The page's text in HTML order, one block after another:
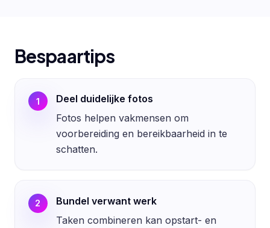
Bespaartips
1
Deel duidelijke fotos
Fotos helpen vakmensen om
voorbereiding en bereikbaarheid in te
schatten.
2
Bundel verwant werk
Taken combineren kan opstart- en